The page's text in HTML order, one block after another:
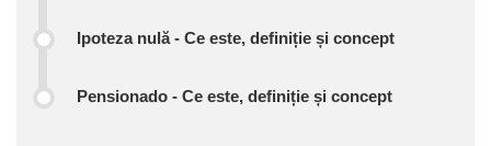
Ipoteza nulă - Ce este, definiție și concept
Pensionado - Ce este, definiție și concept